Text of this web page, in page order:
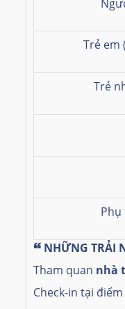
Trẻ em
Trẻ
🙶 NHỮNG TRẢI
Tham quan nhà
Check-in tại